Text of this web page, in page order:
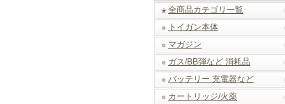
全商品カテゴリ一覧
トイガン本体
マガジン
ガス/BB弾など 消耗品
バッテリー 充電器など
カートリッジ/火薬